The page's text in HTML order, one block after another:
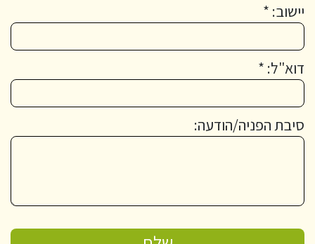
יישוב: *
דוא"ל: *
סיבת הפניה/הודעה: